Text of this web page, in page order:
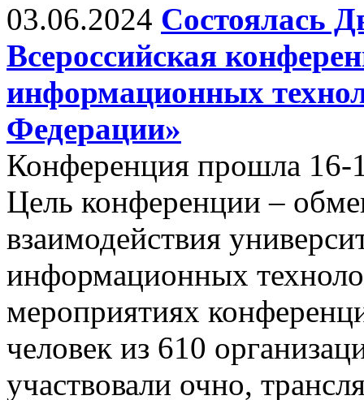
03.06.2024 Состоялась
Всероссийская
информационных
Федерации»
Конференция прошла 16-
Цель конференции –
взаимодействия
информационных
мероприятиях
человек из 610
участвовали очно,